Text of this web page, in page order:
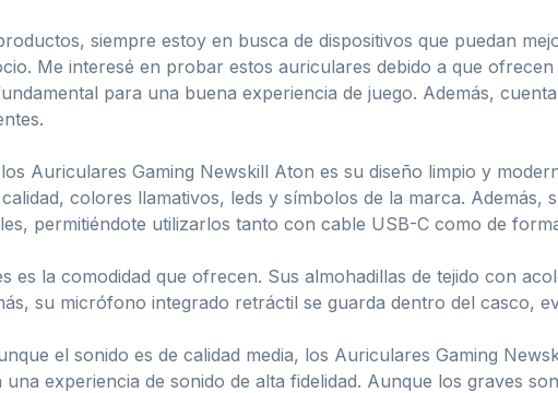
siempre estoy en busca de dispositivos que puedan
Me interesé en probar estos auriculares debido a que
para una buena experiencia de juego. Además,
Auriculares Gaming Newskill Aton es su diseño limpio y
colores llamativos, leds y símbolos de la marca. Además,
permitiéndote utilizarlos tanto con cable USB-C como de
es la comodidad que ofrecen. Sus almohadillas de tejido con
su micrófono integrado retráctil se guarda dentro del casco,
el sonido es de calidad media, los Auriculares Gaming
experiencia de sonido de alta fidelidad. Aunque los graves